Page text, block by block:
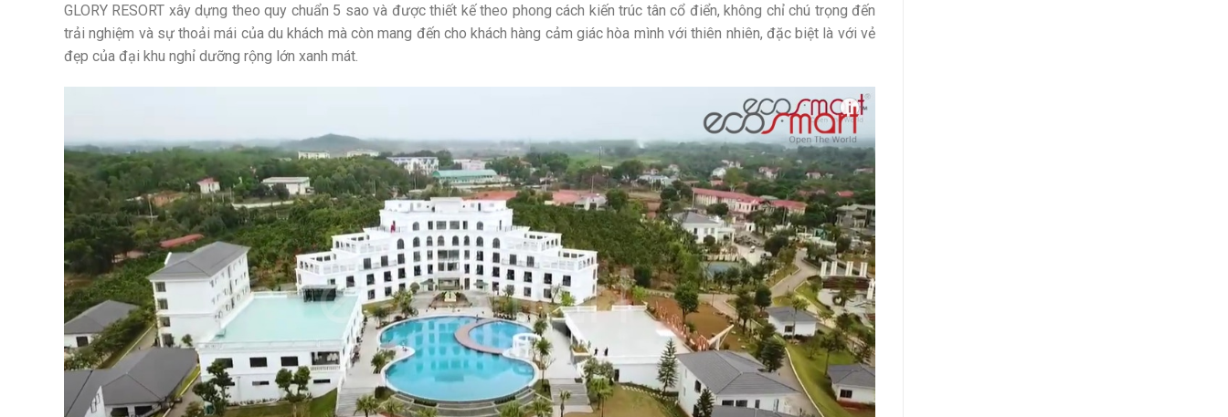
GLORY RESORT xây dựng theo quy chuẩn 5 sao và được thiết kế theo phong cách kiến ​​trúc tân cổ điển, không chỉ chú trọng đến
trải nghiệm và sự thoải mái của du khách mà còn mang đến cho khách hàng cảm giác hòa mình với thiên nhiên, đặc biệt là với vẻ
đẹp của đại khu nghỉ dưỡng rộng lớn xanh mát.